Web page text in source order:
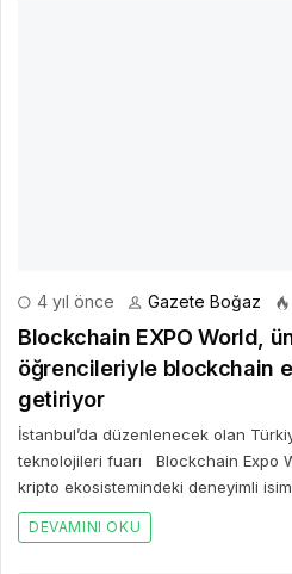
4 yıl önce Gazete Boğaz
Blockchain EXPO World,
öğrencileriyle blockchain
getiriyor
İstanbul’da düzenlenecek olan
teknolojileri fuarı Blockchain Expo
kripto ekosistemindeki deneyimli
DEVAMINI OKU